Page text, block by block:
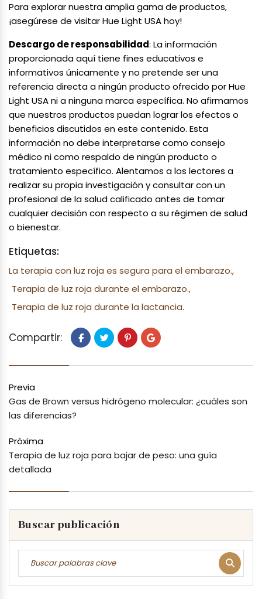
Para explorar nuestra amplia gama de productos,
¡asegúrese de visitar Hue Light USA hoy!
Descargo de responsabilidad: La información
proporcionada aquí tiene fines educativos e
informativos únicamente y no pretende ser una
referencia directa a ningún producto ofrecido por Hue
Light USA ni a ninguna marca específica. No afirmamos
que nuestros productos puedan lograr los efectos o
beneficios discutidos en este contenido. Esta
información no debe interpretarse como consejo
médico ni como respaldo de ningún producto o
tratamiento específico. Alentamos a los lectores a
realizar su propia investigación y consultar con un
profesional de la salud calificado antes de tomar
cualquier decisión con respecto a su régimen de salud
o bienestar.
Etiquetas:
La terapia con luz roja es segura para el embarazo.,
Terapia de luz roja durante el embarazo.,
Terapia de luz roja durante la lactancia.
Compartir:
Previa
Gas de Brown versus hidrógeno molecular: ¿cuáles son
las diferencias?
Próxima
Terapia de luz roja para bajar de peso: una guía
detallada
Buscar publicación